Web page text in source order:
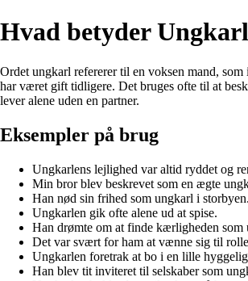
Hvad betyder
Ordet ungkarl refererer til en voksen mand,
har været gift tidligere. Det bruges ofte til at
lever alene uden en partner.
Eksempler på brug
Ungkarlens lejlighed var altid ryddet og
Min bror blev beskrevet som en ægte
Han nød sin frihed som ungkarl i storbyen.
Ungkarlen gik ofte alene ud at spise.
Han drømte om at finde kærligheden som
Det var svært for ham at vænne sig til
Ungkarlen foretrak at bo i en lille
Han blev tit inviteret til selskaber som